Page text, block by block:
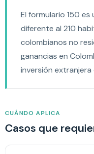
El formulario 150 es
diferente al 210
colombianos no
ganancias en
inversión extranjera
CUÁNDO APLICA
Casos que